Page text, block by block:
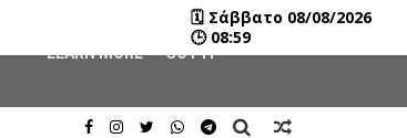
🗓 Σάββατο 08/08/2026
🕒 08:59
LEARN MORE GOT IT